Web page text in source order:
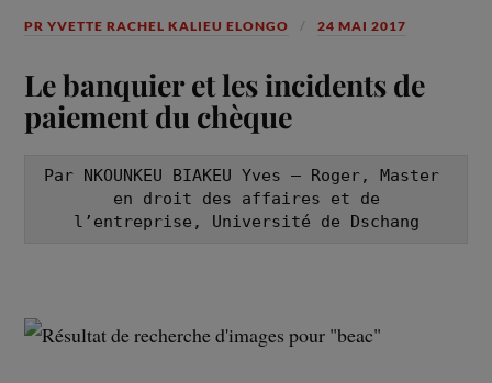
PR YVETTE RACHEL KALIEU ELONGO 24 MAI 2017
Le banquier et les incidents de
paiement du chèque
Par NKOUNKEU BIAKEU Yves – Roger, Master
en droit des affaires et de
l’entreprise, Université de Dschang